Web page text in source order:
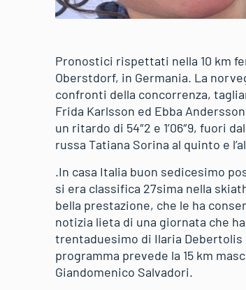
Pronostici rispettati nella 10 km
Oberstdorf, in Germania. La
confronti della concorrenza,
Frida Karlsson ed Ebba
un ritardo di 54″2 e 1’06″9, fuori
russa Tatiana Sorina al quinto e
.In casa Italia buon sedicesimo
si era classifica 27sima nella
bella prestazione, che le ha
notizia lieta di una giornata che
trentaduesimo di Ilaria Debertolis
programma prevede la 15 km
Giandomenico Salvadori.